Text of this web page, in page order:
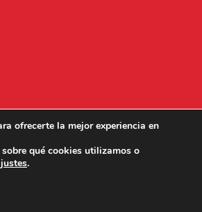
ofrecerte la mejor experiencia en
sobre qué cookies utilizamos o
.